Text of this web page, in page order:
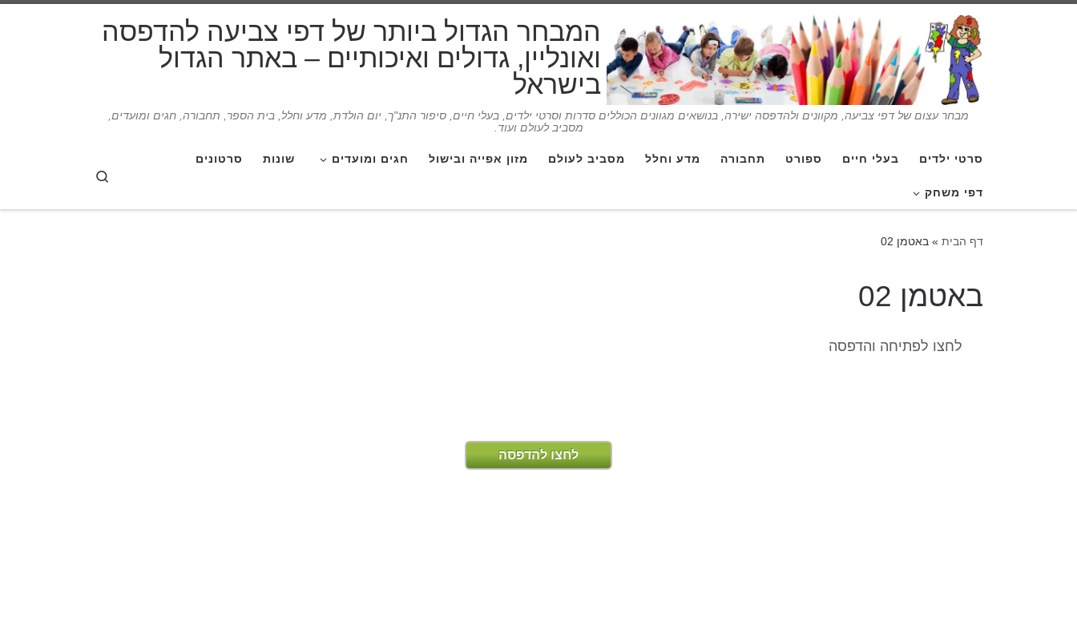
המבחר הגדול ביותר של דפי צביעה להדפסה
ואונליין, גדולים ואיכותיים – באתר הגדול
בישראל
מבחר עצום של דפי צביעה, מקוונים ולהדפסה ישירה, בנושאים מגוונים הכוללים סדרות וסרטי ילדים, בעלי חיים, סיפור התנ"ך, יום הולדת, מדע וחלל, בית הספר, תחבורה, חגים ומועדים,
מסביב לעולם ועוד.
סרטי ילדים בעלי חיים ספורט תחבורה מדע וחלל מסביב לעולם מזון אפייה ובישול חגים ומועדים שונות סרטונים
דפי משחק
דף הבית » באטמן 02
באטמן 02
לחצו לפתיחה והדפסה
לחצו להדפסה